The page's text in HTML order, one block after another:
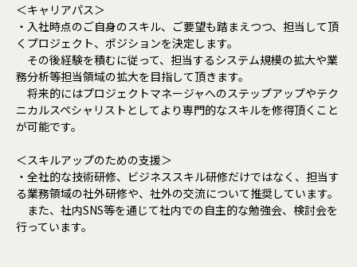
＜キャリアパス＞
・入社時点のご自身のスキル、ご要望も踏まえつつ、担当して頂
くプロジェクト、ポジションを決定します。
その後経験を積むに従って、担当するシステム規模の拡大や業
務分析等担当領域の拡大を目指して頂きます。
将来的にはプロジェクトマネージャへのステップアップやテク
ニカルスペシャリストとしてより専門的なスキルを修得頂くこと
が可能です。
＜スキルアップのための支援＞
・全社的な技術研修、ビジネススキル研修だけではなく、担当す
る業務領域の社外研修や、社外の交流について推奨しています。
また、社内SNS等を通じて社内での自主的な勉強会、検討会を
行っています。